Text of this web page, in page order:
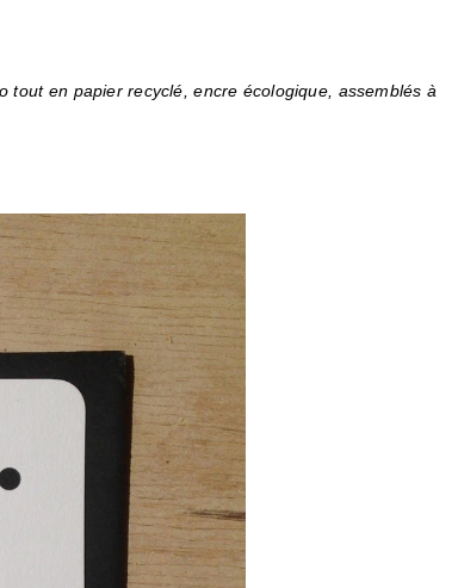
en papier recyclé, encre écologique, assemblés à